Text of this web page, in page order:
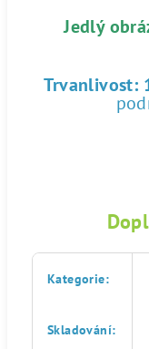
Jedlý
Trvanlivost:
Kategorie:
Skladování: